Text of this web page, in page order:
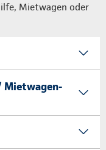
Mietwagen oder
Mietwagen-